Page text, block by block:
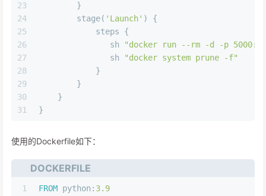
23
24
25
26
27
28
29
30
31
        }
        stage(
'Launch' ) {
            steps {
               sh
"docker run --rm -d -p
               sh
"docker system prune -f"
            }
        }
    }
}
使用的Dockerfile如下：
DOCKERFILE
1
FROM python: 3.9